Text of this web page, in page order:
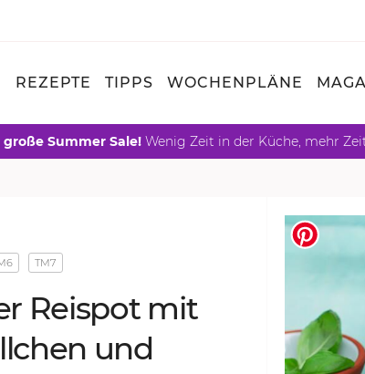
REZEPTE TIPPS WOCHENPLÄNE
große Summer Sale! Wenig Zeit in der Küche, mehr
TM7
Reis­pot mit
und